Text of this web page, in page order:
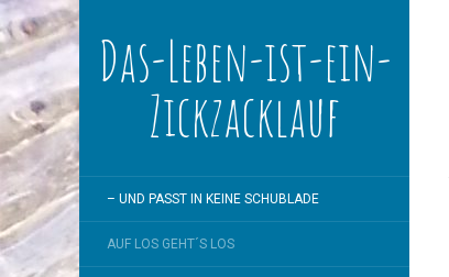
Das-Leben-ist-ein-
Zickzacklauf
– UND PASST IN KEINE SCHUBLADE
AUF LOS GEHT´S LOS